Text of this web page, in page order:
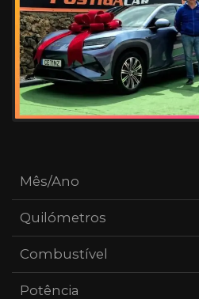
Mês/Ano
Quilómetros
Combustível
Potência